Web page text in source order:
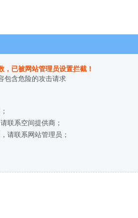
，已被网站管理员设置拦截！
包含危险的攻击请求
联系空间提供商；
请联系网站管理员；